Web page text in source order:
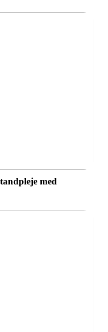
med